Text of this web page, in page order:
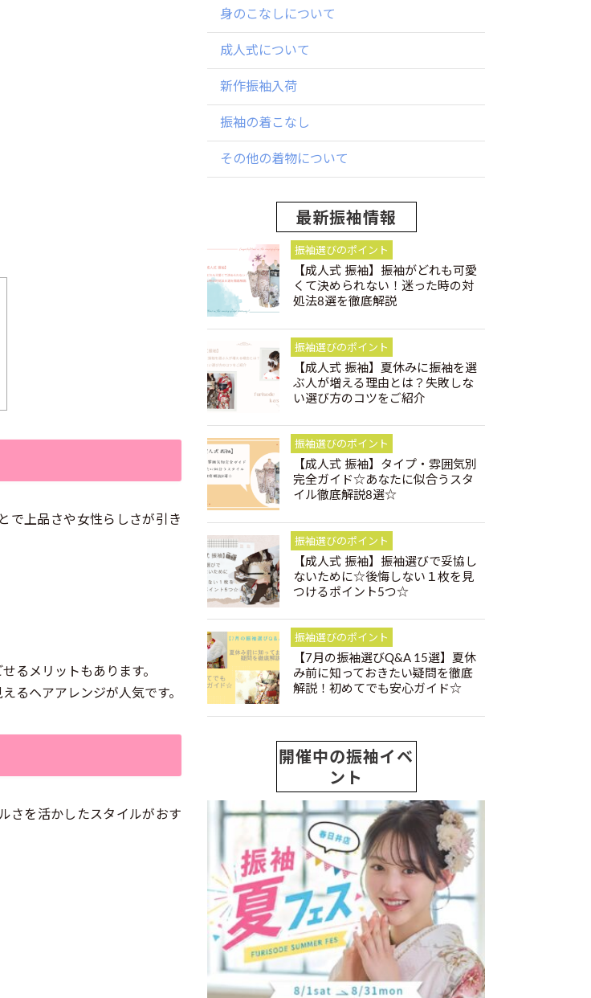
で上品さや女性らしさが引き
るメリットもあります。
るヘアアレンジが人気です。
さを活かしたスタイルがおす
身のこなしについて
成人式について
新作振袖入荷
振袖の着こなし
その他の着物について
最新振袖情報
振袖選びのポイント
【成人式 振袖】振袖がどれも可愛
くて決められない！迷った時の対
処法8選を徹底解説
振袖選びのポイント
【成人式 振袖】夏休みに振袖を選
ぶ人が増える理由とは？失敗しな
い選び方のコツをご紹介
振袖選びのポイント
【成人式 振袖】タイプ・雰囲気別
完全ガイド☆あなたに似合うスタ
イル徹底解説8選☆
振袖選びのポイント
【成人式 振袖】振袖選びで妥協し
ないために☆後悔しない１枚を見
つけるポイント5つ☆
振袖選びのポイント
【7月の振袖選びQ&A 15選】夏休
み前に知っておきたい疑問を徹底
解説！初めてでも安心ガイド☆
開催中の振袖イベ
ント